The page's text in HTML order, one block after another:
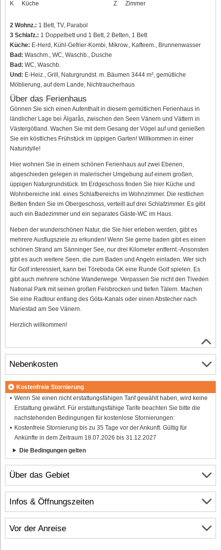
K
Küche
Z
Zimmer
2 Wohnz.: 1 Bett, TV, Parabol
3 Schlafz.: 1 Doppelbett und 1 Bett, 2 Betten, 1 Bett
Küche: E-Herd, Kühl-Gefrier-Kombi, Mikrow., Kaffeem., Brunnenwasser
Bad: Waschm., WC, Waschb., Dusche
Bad: WC, Waschb.
Und: E-Heiz., Grill, Naturgrundst. m. Bäumen 3444 m², gemütliche
Möblierung, auf dem Lande, Nichtraucherhaus
Über das Ferienhaus
Gönnen Sie sich einen Aufenthalt in diesem gemütlichen Ferienhaus in
ländlicher Lage bei Älgarås, zwischen den Seen Vänern und Vättern in
Västergötland. Wachen Sie mit dem Gesang der Vögel auf und genießen
Sie ein köstliches Frühstück im üppigen Garten! Willkommen in einer
Naturidylle!
Hier wohnen Sie in einem schönen Ferienhaus auf zwei Ebenen,
abgeschieden gelegen in malerischer Umgebung auf einem großen,
üppigen Naturgrundstück. Im Erdgeschoss finden Sie hier Küche und
Wohnbereiche inkl. eines Schlafbereichs im Wohnzimmer. Die restlichen
Betten finden Sie im Obergeschoss, verteilt auf drei Schlafzimmer. Es gibt
auch ein Badezimmer und ein separates Gäste-WC im Haus.
Neben der wunderschönen Natur, die Sie hier erleben werden, gibt es
mehrere Ausflugsziele zu erkunden! Wenn Sie gerne baden gibt es einen
schönen Strand am Sänninger See, nur drei Kilometer entfernt.-Ansonsten
gibt es auch weitere Seen, die zum Baden und Angeln einladen. Wer sich
für Golf interessiert, kann bei Töreboda GK eine Runde Golf spielen. Es
gibt auch mehrere schöne Wanderwege. Verpassen Sie nicht den Tiveden
National Park mit seinen großen Felsbrocken und tiefen Tälern. Machen
Sie eine Radtour entlang des Göta-Kanals oder einen Abstecher nach
Mariestad am See Vänern.
Herzlich willkommen!
Über das Gebiet
Infos & Öffnungszeiten
Vor der Anreise
Nebenkosten
Kostenfreie Stornierung
Wenn Sie einen nicht erstattungsfähigen Tarif gewählt haben, wird keine
Erstattung gewährt. Für erstattungsfähige Tarife beachten Sie bitte die
nachstehenden Bedingungen für kostenlose Stornierungen:
Kostenfreie Stornierung bis zu 35 Tage vor der Ankunft. Gültig für
Ankünfte in dem Zeitraum 18.07.2026 bis 31.12.2027
Die Bedingungen gelten